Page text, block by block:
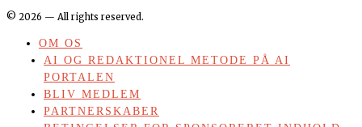
© 2026 — All rights reserved.
OM OS
AI OG REDAKTIONEL METODE PÅ AI
PORTALEN
BLIV MEDLEM
PARTNERSKABER